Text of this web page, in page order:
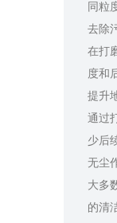
同粒
去除
在打
度和
提升
通过
少后
无尘
大多
的清